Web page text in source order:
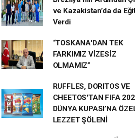
ve Kazakistan’da da
Verdi
“TOSKANA'DAN TEK
FARKIMIZ VİZESİZ
OLMAMIZ”
RUFFLES, DORITOS VE
CHEETOS'TAN FIFA
DÜNYA KUPASI’NA
LEZZET ŞÖLENİ